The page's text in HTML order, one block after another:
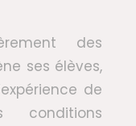
des
ses élèves,
de